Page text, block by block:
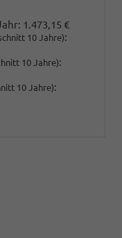
1.473,15 €
10 Jahre):
10 Jahre):
10 Jahre):